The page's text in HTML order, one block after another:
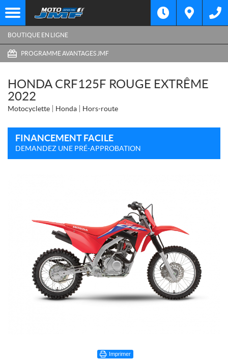
BOUTIQUE EN LIGNE
PROGRAMME AVANTAGES JMF
HONDA CRF125F ROUGE EXTRÊME
2022
Motocyclette Honda Hors-route
FINANCEMENT FACILE
DEMANDEZ UNE PRÉ-APPROBATION
Imprimer